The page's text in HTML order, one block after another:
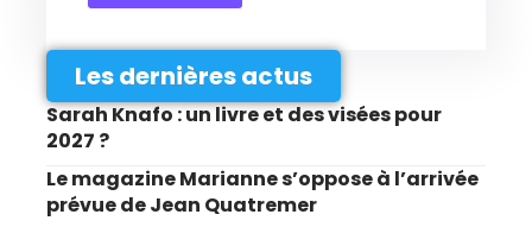
Les dernières actus
Sarah Knafo : un livre et des visées pour
2027 ?
Le magazine Marianne s’oppose à l’arrivée
prévue de Jean Quatremer